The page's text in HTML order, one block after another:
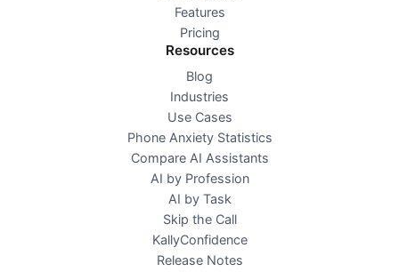
Features
Pricing
Resources
Blog
Industries
Use Cases
Phone Anxiety Statistics
Compare AI Assistants
AI by Profession
AI by Task
Skip the Call
KallyConfidence
Release Notes